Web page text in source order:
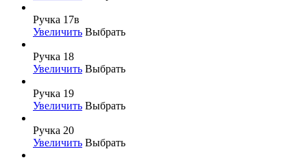
Ручка 17в
Увеличить Выбрать
Ручка 18
Увеличить Выбрать
Ручка 19
Увеличить Выбрать
Ручка 20
Увеличить Выбрать